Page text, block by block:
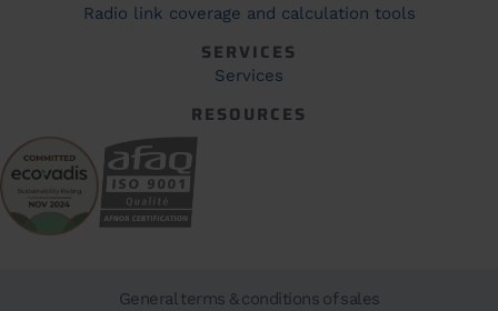
Radio link coverage and calculation tools
SERVICES
Services
RESOURCES
General terms & conditions of sales